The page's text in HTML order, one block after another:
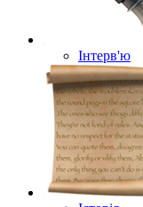
Інтерв'ю